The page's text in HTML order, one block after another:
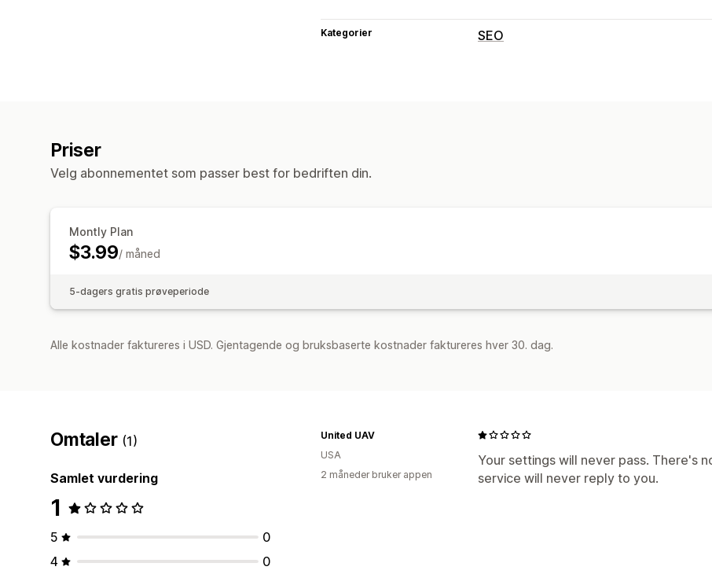
Kategorier SEO
Priser
Velg abonnementet som passer best for bedriften din.
Montly Plan
$3.99/ måned
5-dagers gratis prøveperiode
Alle kostnader faktureres i USD. Gjentagende og bruksbaserte kostnader faktureres hver 30. dag.
Omtaler (1)
Samlet vurdering
1
5
0
4
0
Your settings will never pass. There's
service will never reply to you.
United UAV
USA
2 måneder bruker appen